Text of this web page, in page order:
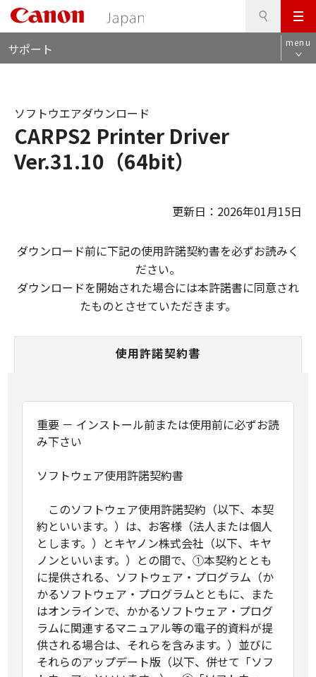
メ
ニ
ュ
サポート menu
CARPS2 Printer Driver
Ver.31.10（64bit）
ソフトウエアダウンロード
更新日：2026年01月15日
ダウンロード前に下記の使用許諾契約書を必ずお読みく
ださい。
ダウンロードを開始された場合には本許諾書に同意され
たものとさせていただきます。
使用許諾契約書
重要 － インストール前または使用前に必ずお読
み下さい
ソフトウェア使用許諾契約書
このソフトウェア使用許諾契約（以下、本契
約といいます。）は、お客様（法人または個人
とします。）とキヤノン株式会社（以下、キヤ
ノンといいます。）との間で、①本契約ととも
に提供される、ソフトウェア・プログラム（か
かるソフトウェア・プログラムとともに、また
はオンラインで、かかるソフトウェア・プログ
ラムに関連するマニュアル等の電子的資料が提
供される場合は、それらを含みます。）並びに
それらのアップデート版（以下、併せて「ソフ